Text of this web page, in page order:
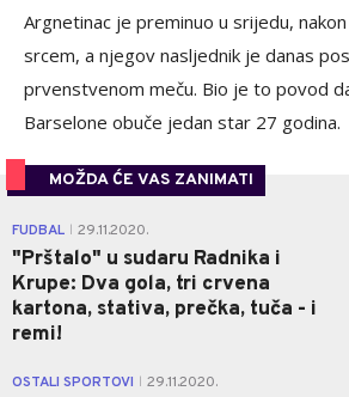
Argnetinac je preminuo u srijedu,
srcem, a njegov nasljednik je danas
prvenstvenom meču. Bio je to povod
Barselone obuče jedan star 27 godina.
MOŽDA ĆE VAS ZANIMATI
FUDBAL 29.11.2020.
"Prštalo" u sudaru Radnika i
Krupe: Dva gola, tri crvena
kartona, stativa, prečka, tuča - i
remi!
OSTALI SPORTOVI 29.11.2020.